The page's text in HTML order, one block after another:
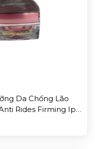
Da Chống Lão
Rides Firming Ip